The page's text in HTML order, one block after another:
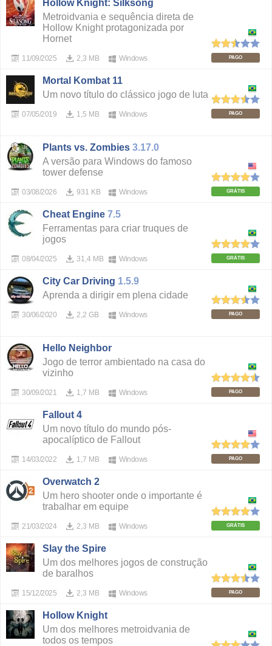
Hollow Knight: Silksong
Metroidvania e sequência direta de
Hollow Knight protagonizada por
Hornet
PAGO
2,3 MB
11/09/2025 Windows
Mortal Kombat 11
Um novo título do clássico jogo de luta
PAGO
1,5 MB
07/05/2019 Windows
Plants vs. Zombies 3.17.0
A versão para Windows do famoso
tower defense
GRÁTIS
931 KB
03/08/2026 Windows
Cheat Engine 7.5
Ferramentas para criar truques de
jogos
GRÁTIS
31,4 MB
08/04/2025 Windows
City Car Driving 1.5.9
Aprenda a dirigir em plena cidade
PAGO
2,2 GB
30/06/2020 Windows
Hello Neighbor
Jogo de terror ambientado na casa do
vizinho
PAGO
1,7 MB
30/09/2021 Windows
Fallout 4
Um novo título do mundo pós-
apocalíptico de Fallout
PAGO
1,7 MB
14/03/2022 Windows
Overwatch 2
Um hero shooter onde o importante é
trabalhar em equipe
GRÁTIS
2,3 MB
21/03/2024 Windows
Slay the Spire
Um dos melhores jogos de construção
de baralhos
PAGO
2,3 MB
15/12/2025 Windows
Hollow Knight
Um dos melhores metroidvania de
todos os tempos